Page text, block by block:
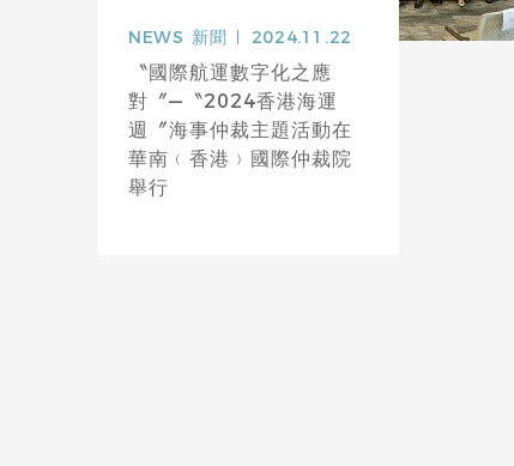
NEWS 新聞 2024.11.22
〝國際航運數字化之應
對〞—〝2024香港海運
週〞海事仲裁主題活動在
華南﹙香港﹚國際仲裁院
舉行